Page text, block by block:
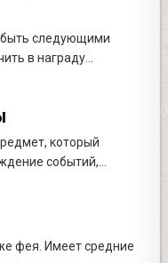
следующими
в награду...
который
событий,...
фея. Имеет средние